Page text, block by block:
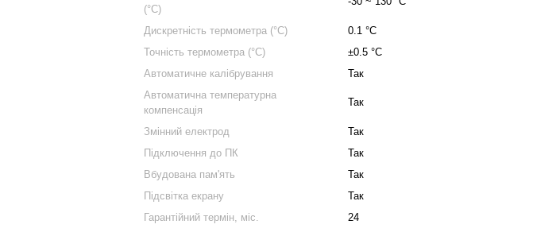
(°C)
Дискретність термометра (°C)
0.1 °C
Точність термометра (°C)
±0.5 °C
Автоматичне калібрування
Так
Автоматична температурна
компенсація
Так
Змінний електрод
Так
Підключення до ПК
Так
Вбудована пам'ять
Так
Підсвітка екрану
Так
Гарантійний термін, міс.
24